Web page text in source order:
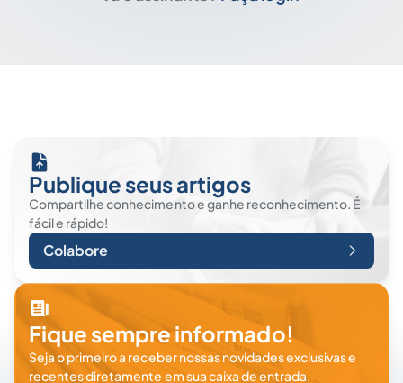
Publique seus artigos
Compartilhe conhecimento e ganhe reconhecimento. É
fácil e rápido!
Colabore
Fique sempre informado!
Seja o primeiro a receber nossas novidades exclusivas e
recentes diretamente em sua caixa de entrada.